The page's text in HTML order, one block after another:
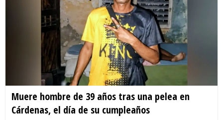
Muere hombre de 39 años tras una pelea en
Cárdenas, el día de su cumpleaños